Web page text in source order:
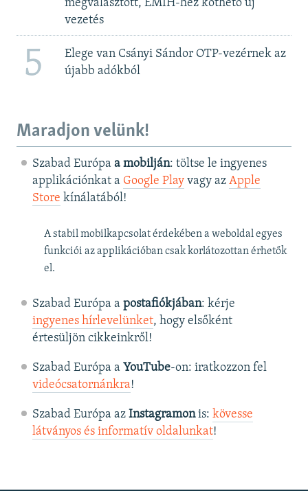
megválasztott, EMIH-hez köthető új
vezetés
5
Elege van Csányi Sándor OTP-vezérnek az
újabb adókból
Maradjon velünk!
Szabad Európa a mobilján: töltse le ingyenes
applikációnkat a Google Playvagy az Apple
Store kínálatából!
A stabil mobilkapcsolat érdekében a weboldal egyes
funkciói az applikációban csak korlátozottan érhetők
el.
Szabad Európa a postafiókjában: kérje
ingyenes hírlevelünket, hogy elsőként
értesüljön cikkeinkről!
Szabad Európa a YouTube-on: iratkozzon fel
videócsatornánkra!
Szabad Európa az Instagramonis: kövesse
látványos és informatív oldalunkat! ​